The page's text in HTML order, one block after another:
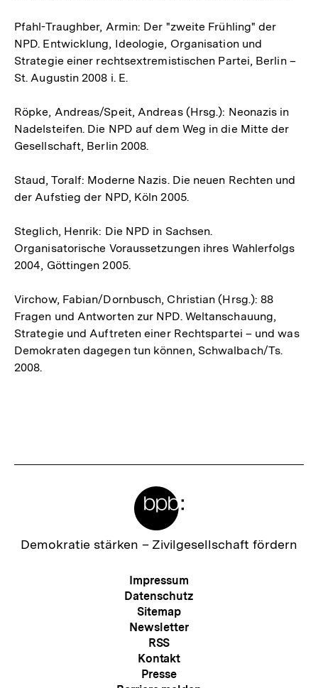
Pfahl-Traughber, Armin: Der "zweite Frühling" der
NPD. Entwicklung, Ideologie, Organisation und
Strategie einer rechtsextremistischen Partei, Berlin –
St. Augustin 2008 i. E.
Röpke, Andreas/Speit, Andreas (Hrsg.): Neonazis in
Nadelsteifen. Die NPD auf dem Weg in die Mitte der
Gesellschaft, Berlin 2008.
Staud, Toralf: Moderne Nazis. Die neuen Rechten und
der Aufstieg der NPD, Köln 2005.
Steglich, Henrik: Die NPD in Sachsen.
Organisatorische Voraussetzungen ihres Wahlerfolgs
2004, Göttingen 2005.
Virchow, Fabian/Dornbusch, Christian (Hrsg.): 88
Fragen und Antworten zur NPD. Weltanschauung,
Strategie und Auftreten einer Rechtspartei – und was
Demokraten dagegen tun können, Schwalbach/Ts.
2008.
Zur
Demokratie stärken – Zivilgesellschaft fördern
Meta-
Navigation
Impressum
Datenschutz
Sitemap
Newsletter
RSS
Kontakt
Presse